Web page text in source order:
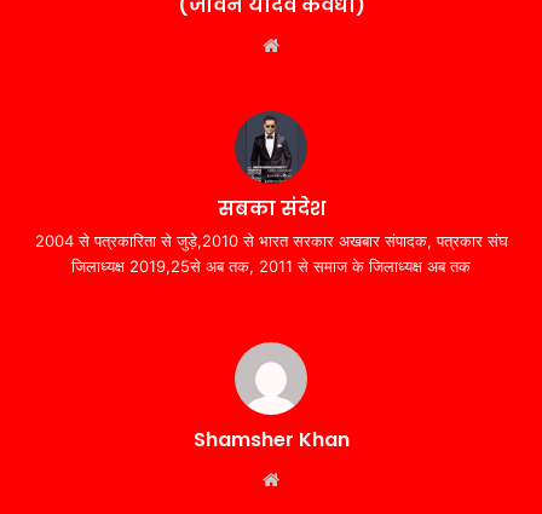
सबका संदेश
2004 से पत्रकारिता से जुड़े,2010 से भारत सरकार अखबार संपादक, पत्रकार संघ
जिलाध्यक्ष 2019,25से अब तक, 2011 से समाज के जिलाध्यक्ष अब तक
Shamsher Khan